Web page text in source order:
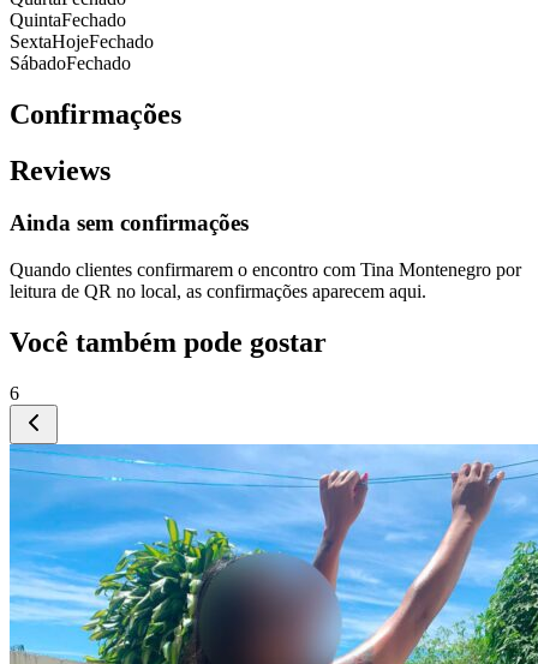
QuintaFechado
SextaHojeFechado
SábadoFechado
Confirmações
Reviews
Ainda sem confirmações
Quando clientes confirmarem o encontro com Tina Montenegro por
leitura de QR no local, as confirmações aparecem aqui.
Você também pode gostar
6